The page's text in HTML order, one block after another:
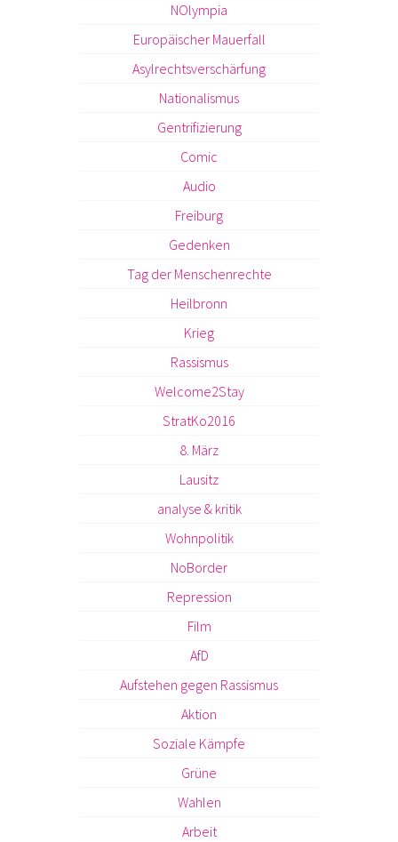
NOlympia
Europäischer Mauerfall
Asylrechtsverschärfung
Nationalismus
Gentrifizierung
Comic
Audio
Freiburg
Gedenken
Tag der Menschenrechte
Heilbronn
Krieg
Rassismus
Welcome2Stay
StratKo2016
8. März
Lausitz
analyse & kritik
Wohnpolitik
NoBorder
Repression
Film
AfD
Aufstehen gegen Rassismus
Aktion
Soziale Kämpfe
Grüne
Wahlen
Arbeit